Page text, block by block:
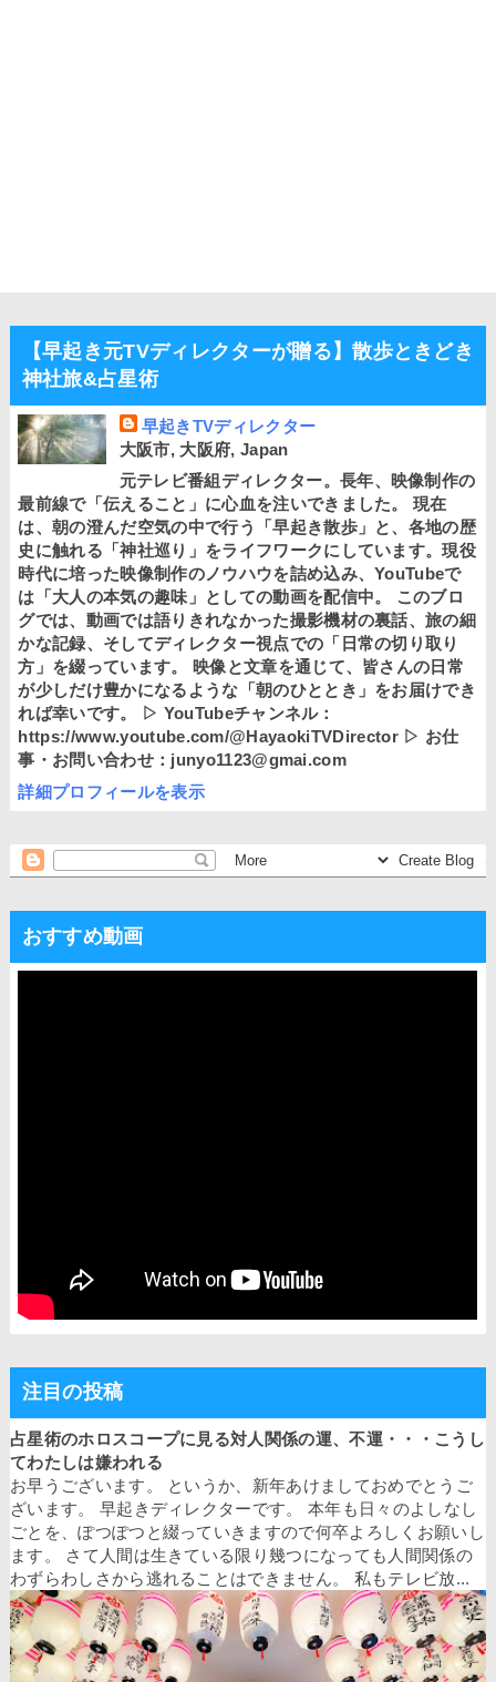
【早起き元TVディレクターが贈る】散歩ときどき
神社旅&占星術
早起きTVディレクター
大阪市, 大阪府, Japan
元テレビ番組ディレクター。長年、映像制作の
最前線で「伝えること」に心血を注いできました。 現在
は、朝の澄んだ空気の中で行う「早起き散歩」と、各地の歴
史に触れる「神社巡り」をライフワークにしています。現役
時代に培った映像制作のノウハウを詰め込み、YouTubeで
は「大人の本気の趣味」としての動画を配信中。 このブロ
グでは、動画では語りきれなかった撮影機材の裏話、旅の細
かな記録、そしてディレクター視点での「日常の切り取り
方」を綴っています。 映像と文章を通じて、皆さんの日常
が少しだけ豊かになるような「朝のひととき」をお届けでき
れば幸いです。 ▷ YouTubeチャンネル：
https://www.youtube.com/@HayaokiTVDirector ▷ お仕
事・お問い合わせ：junyo1123@gmai.com
詳細プロフィールを表示
おすすめ動画
注目の投稿
占星術のホロスコープに見る対人関係の運、不運・・・こうし
てわたしは嫌われる
お早うございます。 というか、新年あけましておめでとうご
ざいます。 早起きディレクターです。 本年も日々のよしなし
ごとを、ぽつぽつと綴っていきますので何卒よろしくお願いし
ます。 さて人間は生きている限り幾つになっても人間関係の
わずらわしさから逃れることはできません。 私もテレビ放...